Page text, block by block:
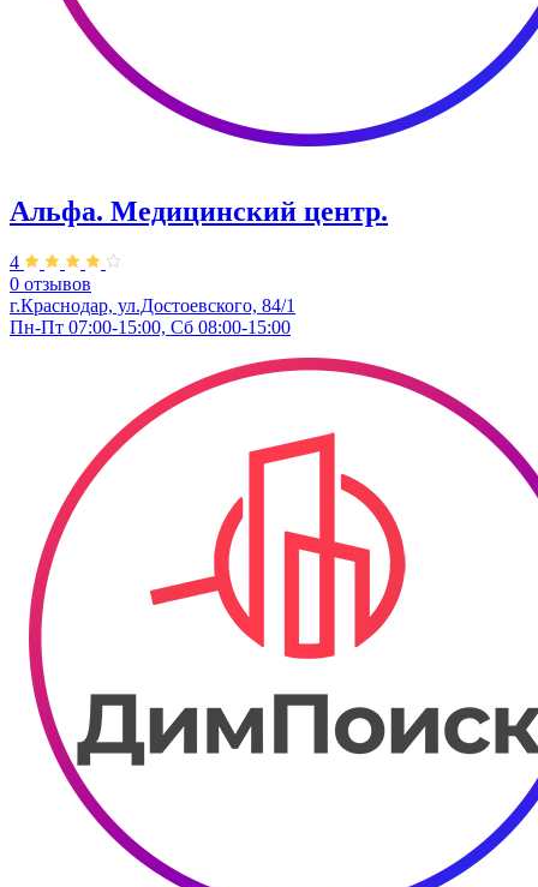
Альфа. Медицинский центр.
4
0 отзывов
г.Краснодар, ул.Достоевского, 84/1
Пн-Пт 07:00-15:00, Сб 08:00-15:00